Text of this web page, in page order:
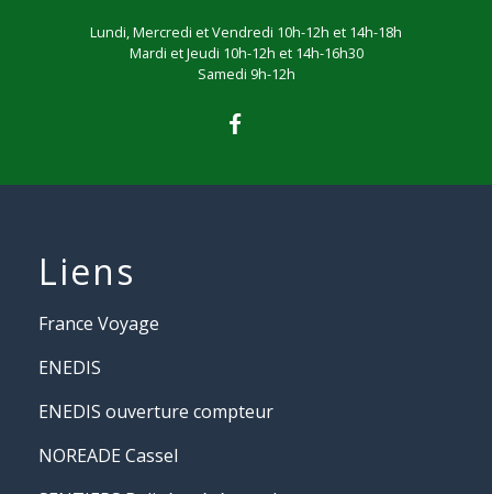
Lundi, Mercredi et Vendredi 10h-12h et 14h-18h
Mardi et Jeudi 10h-12h et 14h-16h30
Samedi 9h-12h
Liens
France Voyage
ENEDIS
ENEDIS ouverture compteur
NOREADE Cassel